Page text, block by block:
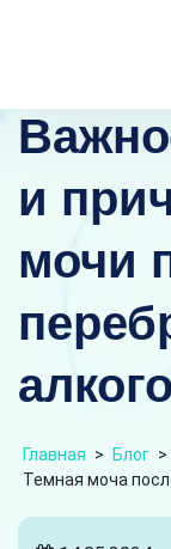
и
мочи
Главная > Блог >
Темная моча